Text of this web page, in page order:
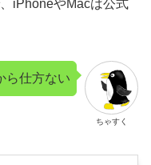
iPhoneやMacは公式
ちゃすく
ら仕方ない